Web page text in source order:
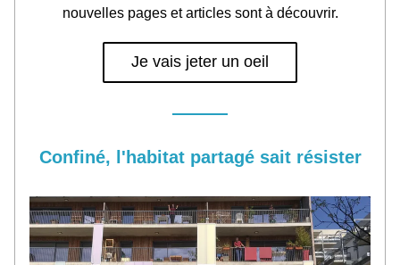
nouvelles pages et articles sont à découvrir.
Je vais jeter un oeil
Confiné, l'habitat partagé sait résister